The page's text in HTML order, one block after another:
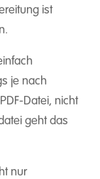
ist
je nach
Datei, nicht
geht das
nur